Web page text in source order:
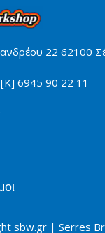
22 62100
6945 90 22 11
sbw.gr | Serres